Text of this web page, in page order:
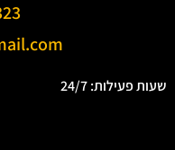
שעות פעילות: 24/7